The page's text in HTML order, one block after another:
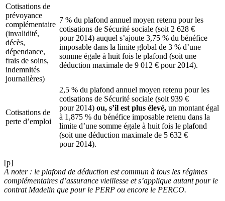
Cotisations de
prévoyance
complémentaire
(invalidité,
décès,
dépendance,
frais de soins,
indemnités
journalières)
7 % du plafond annuel moyen retenu pour les
cotisations de Sécurité sociale (soit 2 628 €
pour 2014) auquel s’ajoute 3,75 % du bénéfice
imposable dans la limite global de 3 % d’une
somme égale à huit fois le plafond (soit une
déduction maximale de 9 012 € pour 2014).
Cotisations de
perte d’emploi
2,5 % du plafond annuel moyen retenu pour les
cotisations de Sécurité sociale (soit 939 €
pour 2014) ou, s’il est plus élevé, un montant égal
à 1,875 % du bénéfice imposable retenu dans la
limite d’une somme égale à huit fois le plafond
(soit une déduction maximale de 5 632 €
pour 2014).
[p]
À noter : le plafond de déduction est commun à tous les régimes
complémentaires d’assurance vieillesse et s’applique autant pour le
contrat Madelin que pour le PERP ou encore le PERCO.